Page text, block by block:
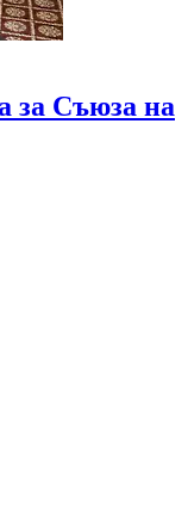
за Съюза на